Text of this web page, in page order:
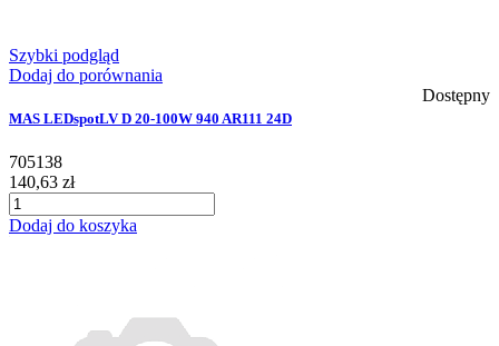
Szybki podgląd
Dodaj do porównania
Dostępny
MAS LEDspotLV D 20-100W 940 AR111 24D
705138
140,63 zł
Dodaj do koszyka